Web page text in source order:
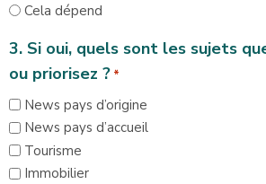
Cela dépend
3. Si oui, quels sont les sujets
ou priorisez ? *
News pays d’origine
News pays d’accueil
Tourisme
Immobilier